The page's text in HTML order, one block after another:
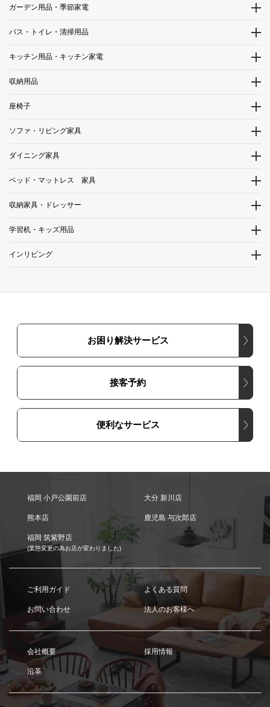
ガーデン用品・季節家電
バス・トイレ・清掃用品
キッチン用品・キッチン家電
収納用品
座椅子
ソファ・リビング家具
ダイニング家具
ベッド・マットレス 家具
収納家具・ドレッサー
学習机・キッズ用品
インリビング
お困り解決サービス
接客予約
便利なサービス
福岡 小戸公園前店 大分 新川店
熊本店 鹿児島 与次郎店
福岡 筑紫野店
(業態変更の為お店が変わりました)
ご利用ガイド よくある質問
お問い合わせ 法人のお客様へ
会社概要 採用情報
沿革